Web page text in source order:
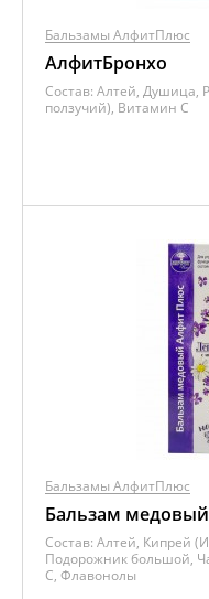
Бальзамы АлфитПлюс
АлфитБронхо
Состав: Алтей, Душица,
ползучий), Витамин C
Бальзамы АлфитПлюс
Бальзам
Состав: Алтей, Кипрей
Подорожник большой,
C, Флавонолы